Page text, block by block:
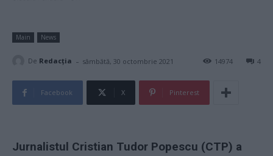
Main News
De Redacţia - sâmbătă, 30 octombrie 2021 4
14974
Facebook X Pinterest
Jurnalistul Cristian Tudor Popescu (CTP) a